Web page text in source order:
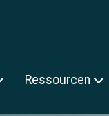
Ressourcen